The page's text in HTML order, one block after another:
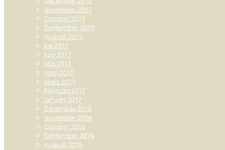
November 2017
Oktober 2017
September 2017
Augusti 2017
Juli 2017
Juni 2017
Maj 2017
April 2017
Mars 2017
Februari 2017
Januari 2017
December 2016
November 2016
Oktober 2016
September 2016
Augusti 2016